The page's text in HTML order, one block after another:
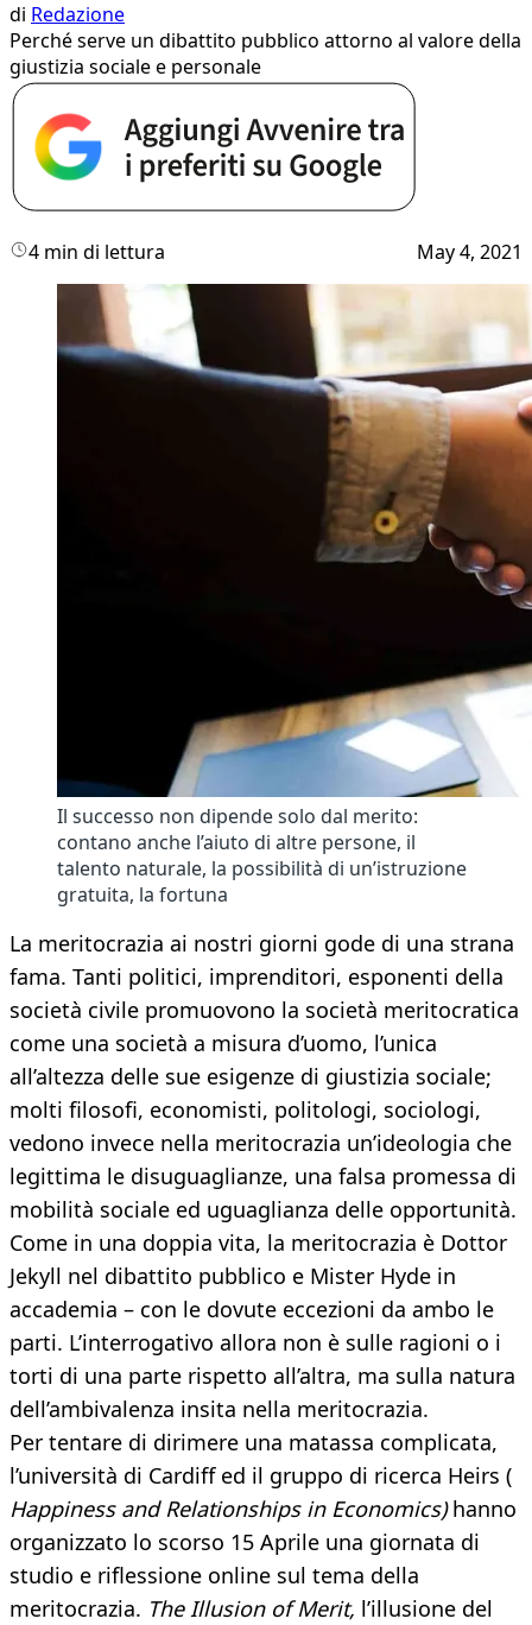
di Redazione
Perché serve un dibattito pubblico attorno al valore della
giustizia sociale e personale
4 min di lettura May 4, 2021
Il successo non dipende solo dal merito:
contano anche l’aiuto di altre persone, il
talento naturale, la possibilità di un’istruzione
gratuita, la fortuna
La meritocrazia ai nostri giorni gode di una strana
fama. Tanti politici, imprenditori, esponenti della
società civile promuovono la società meritocratica
come una società a misura d’uomo, l’unica
all’altezza delle sue esigenze di giustizia sociale;
molti filosofi, economisti, politologi, sociologi,
vedono invece nella meritocrazia un’ideologia che
legittima le disuguaglianze, una falsa promessa di
mobilità sociale ed uguaglianza delle opportunità.
Come in una doppia vita, la meritocrazia è Dottor
Jekyll nel dibattito pubblico e Mister Hyde in
accademia – con le dovute eccezioni da ambo le
parti. L’interrogativo allora non è sulle ragioni o i
torti di una parte rispetto all’altra, ma sulla natura
dell’ambivalenza insita nella meritocrazia.
Per tentare di dirimere una matassa complicata,
l’università di Cardiff ed il gruppo di ricerca Heirs (
Happiness and Relationships in Economics)hanno
organizzato lo scorso 15 Aprile una giornata di
studio e riflessione online sul tema della
meritocrazia. The Illusion of Merit, l’illusione del